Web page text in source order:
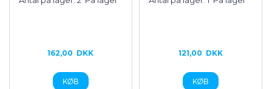
162,00 DKK 121,00 DKK